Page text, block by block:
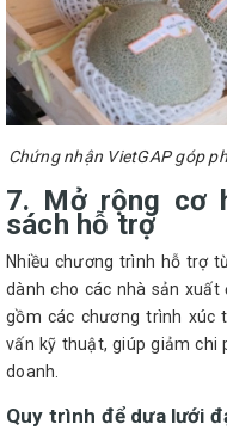
Chứng nhận VietGAP góp
7. Mở rộng cơ
sách hỗ trợ
Nhiều chương trình hỗ trợ
dành cho các nhà sản xuất
gồm các chương trình xúc
vấn kỹ thuật, giúp giảm chi
doanh.
Quy trình để dưa lưới